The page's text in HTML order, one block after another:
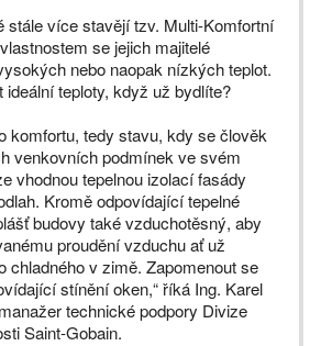
stále více stavějí tzv. Multi-Komfortní
se jejich majitelé
nebo naopak nízkých teplot.
ideální teploty, když už bydlíte?
komfortu, tedy stavu, kdy se člověk
venkovních podmínek ve svém
vhodnou tepelnou izolací fasády
Kromě odpovídající tepelné
budovy také vzduchotěsný, aby
proudění vzduchu ať už
chladného v zimě. Zapomenout se
stínění oken,“ říká Ing. Karel
technické podpory Divize
Saint-Gobain.